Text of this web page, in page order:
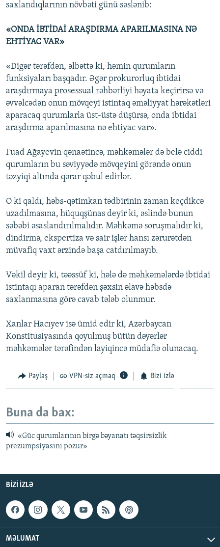
saxlandıqlarının növbəti günü səslənib:
«ONDA İBTİDAİ ARAŞDIRMA APARILMASINA NƏ
EHTİYAC VAR»
«Digər tərəfdən, əlbəttə ki, həmin qurumların
funksiyaları başqadır. Əgər prokurorluq ibtidai
araşdırmaya prosessual rəhbərliyi həyata keçirirsə və
əvvəlcədən onun mövqeyi istintaq əməliyyat hərəkətləri
aparacaq qurumlarla üst-üstə düşürsə, onda ibtidai
araşdırma aparılmasına nə ehtiyac var».
Fuad Ağayevin qənaətincə, məhkəmələr də belə ciddi
qurumların bu səviyyədə mövqeyini görəndə onun
təzyiqi altında qərar qəbul edirlər.
O ki qaldı, həbs-qətimkan tədbirinin zaman keçdikcə
uzadılmasına, hüquqşünas deyir ki, əslində bunun
səbəbi əsaslandırılmalıdır. Məhkəmə soruşmalıdır ki,
dindirmə, ekspertiza və sair işlər hansı zərurətdən
müvafiq vaxt ərzində başa catdırılmayıb.
Vəkil deyir ki, təəssüf ki, hələ də məhkəmələrdə ibtidai
istintaqı aparan tərəfdən şəxsin əlavə həbsdə
saxlanmasına görə cavab tələb olunmur.
Xanlar Hacıyev isə ümid edir ki, Azərbaycan
Konstitusiyasında qoyulmuş bütün dəyərlər
məhkəmələr tərəfindən layiqincə müdafiə olunacaq.
Paylaş VPN-siz açmaq Bizi izlə
Buna da bax:
«Güc qurumlarının birgə bəyanatı təqsirsizlik
prezumpsiyasını pozur»
BIZI IZLƏ
MƏLUMAT